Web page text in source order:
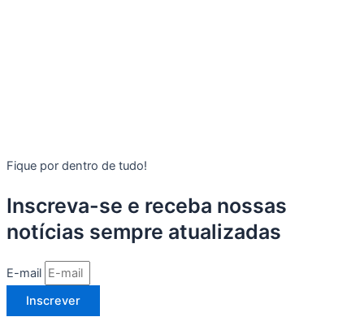
Fique por dentro de tudo!
Inscreva-se e receba nossas
notícias sempre atualizadas
E-mail
Inscrever